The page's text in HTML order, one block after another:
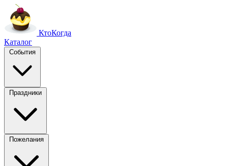
КтоКогда
Каталог
События
Праздники
Пожелания